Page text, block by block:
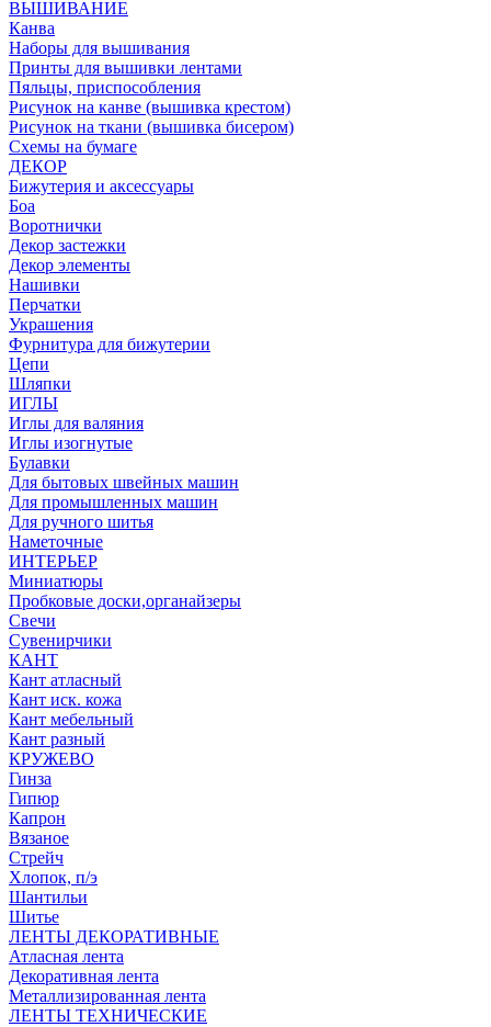
ВЫШИВАНИЕ
Канва
Наборы для вышивания
Принты для вышивки лентами
Пяльцы, приспособления
Рисунок на канве (вышивка крестом)
Рисунок на ткани (вышивка бисером)
Схемы на бумаге
ДЕКОР
Бижутерия и аксессуары
Боа
Воротнички
Декор застежки
Декор элементы
Нашивки
Перчатки
Украшения
Фурнитура для бижутерии
Цепи
Шляпки
ИГЛЫ
Иглы для валяния
Иглы изогнутые
Булавки
Для бытовых швейных машин
Для промышленных машин
Для ручного шитья
Наметочные
ИНТЕРЬЕР
Миниатюры
Пробковые доски,органайзеры
Свечи
Сувенирчики
КАНТ
Кант атласный
Кант иск. кожа
Кант мебельный
Кант разный
КРУЖЕВО
Гинза
Гипюр
Капрон
Вязаное
Стрейч
Хлопок, п/э
Шантильи
Шитье
ЛЕНТЫ ДЕКОРАТИВНЫЕ
Атласная лента
Декоративная лента
Металлизированная лента
ЛЕНТЫ ТЕХНИЧЕСКИЕ